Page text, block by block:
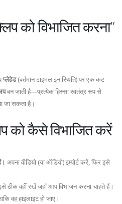
को विभाजित करना”
प्लेहेड(वर्तमान टाइमलाइन स्थिति) पर एक कट
बन जाती है—प्रत्येक हिस्सा स्वतंत्र रूप से
जा सकता है।
को कैसे विभाजित करें
अपना वीडियो (या ऑडियो) इम्पोर्ट करें, फिर इसे
ठीक वहीं रखें जहाँ आप विभाजन करना चाहते हैं।
वह हाइलाइट हो जाए।